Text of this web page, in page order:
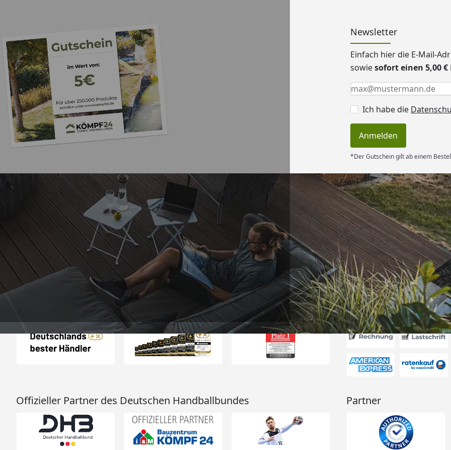
Newsletter
Einfach hier die E-Mail-
sowiesofort einen 5,00
Keine Eingabe erforderlich
Eingabe erforderlich
E-Mail *
Ich habe die
Anmelden
*Der Gutschein gilt ab einem
Trusted Shops
4,83/ 5
16.901 Bewertungen
„Super schnell gelifert. Ware passt
100%. Alles wie beschrieben. Dank
“
06.08.2026
Versand
Akzeptierte
Offizieller Partner des Deutschen Handballbundes Partner